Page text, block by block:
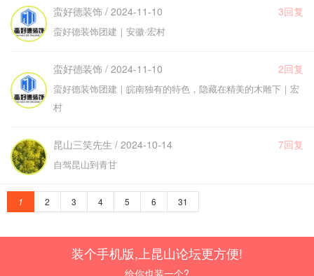
蛮好德装饰 / 2024-11-10 3回复
蛮好德装饰团建｜安徽·宏村
蛮好德装饰 / 2024-11-10 2回复
蛮好德装饰团建｜皖南独有的特色，隐藏在精美的木雕下｜宏
村
昆山三笑先生 / 2024-10-14 7回复
自驾昆山到青甘
1 2 3 4 5 6 31
装个手机版,上昆山论坛更方便!
给你也装一个?